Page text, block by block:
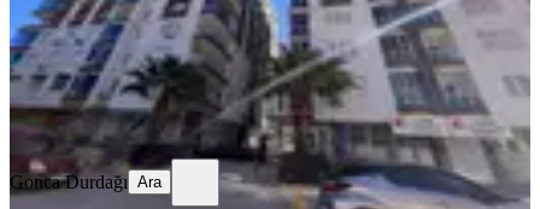
7.750.000 ₺
Gonca Durdağı
Ara
Gonca Durdağı Ara